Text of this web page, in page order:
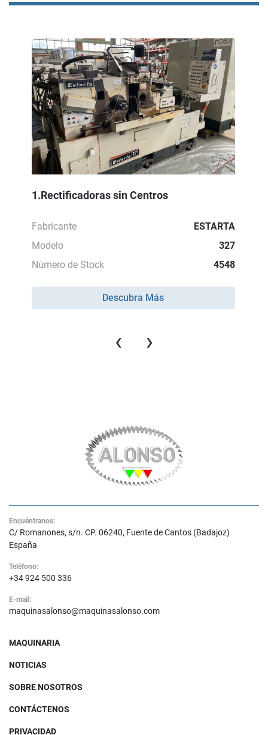
1.Rectificadoras sin Centros
Fabricante
ESTARTA
Modelo
327
Número de Stock
4548
Descubra Más
‹ ›
Encuéntranos:
C/ Romanones, s/n. CP. 06240, Fuente de Cantos (Badajoz)
España
Teléfono:
+34 924 500 336
E-mail:
maquinasalonso@maquinasalonso.com
MAQUINARIA
NOTICIAS
SOBRE NOSOTROS
CONTÁCTENOS
PRIVACIDAD